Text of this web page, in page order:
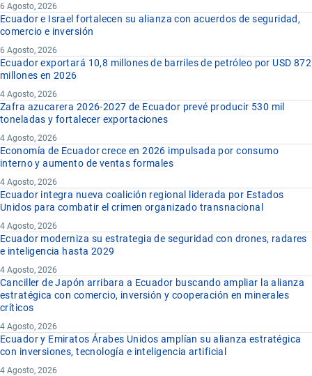
6 Agosto, 2026
Ecuador e Israel fortalecen su alianza con acuerdos de seguridad,
comercio e inversión
6 Agosto, 2026
Ecuador exportará 10,8 millones de barriles de petróleo por USD 872
millones en 2026
4 Agosto, 2026
Zafra azucarera 2026-2027 de Ecuador prevé producir 530 mil
toneladas y fortalecer exportaciones
4 Agosto, 2026
Economía de Ecuador crece en 2026 impulsada por consumo
interno y aumento de ventas formales
4 Agosto, 2026
Ecuador integra nueva coalición regional liderada por Estados
Unidos para combatir el crimen organizado transnacional
4 Agosto, 2026
Ecuador moderniza su estrategia de seguridad con drones, radares
e inteligencia hasta 2029
4 Agosto, 2026
Canciller de Japón arribara a Ecuador buscando ampliar la alianza
estratégica con comercio, inversión y cooperación en minerales
críticos
4 Agosto, 2026
Ecuador y Emiratos Árabes Unidos amplían su alianza estratégica
con inversiones, tecnología e inteligencia artificial
4 Agosto, 2026